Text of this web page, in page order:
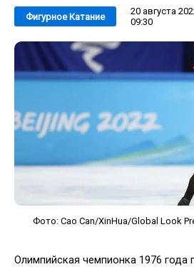
Фигурное Катание
20 августа
09:30
Фото: Cao Can/XinHua/Global Look
Олимпийская чемпионка 1976